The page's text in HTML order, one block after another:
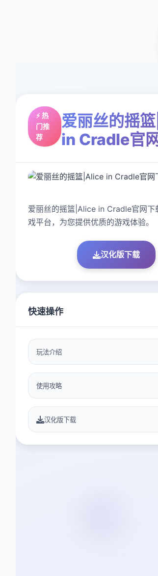
⚡ 热
门推
荐
爱丽丝的摇
in Cradle官
爱丽丝的摇篮|Alice in Cradle官网下
戏平台，为您提供优质的游戏体验。
汉化版下载
快速操作
玩法介绍
使用攻略
汉化版下载